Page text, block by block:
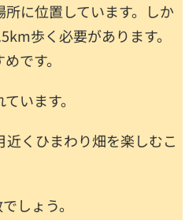
に位置しています。しか
歩く必要があります。
です。
います。
くひまわり畑を楽しむこ
しょう。